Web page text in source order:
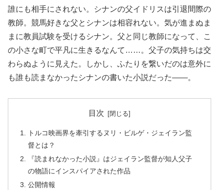
誰にも相手にされない。シナンの父イドリスは引退間際の
教師。競馬好きな父とシナンは相容れない。気が進まぬま
まに教員試験を受けるシナン。父と同じ教師になって、こ
の小さな町で平凡に生きるなんて……。父子の気持ちは交
わらぬように見えた。しかし、ふたりを繋いだのは意外に
も誰も読まなかったシナンの書いた小説だった――。
目次
トルコ映画界を牽引するヌリ・ビルゲ・ジェイラン監
督とは？
『読まれなかった小説』はジェイラン監督が知人父子
の物語にインスパイアされた作品
公開情報